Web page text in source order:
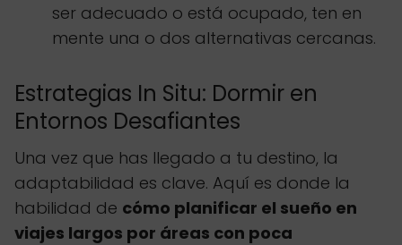
ser adecuado o está ocupado, ten en
mente una o dos alternativas cercanas.
Estrategias In Situ: Dormir en
Entornos Desafiantes
Una vez que has llegado a tu destino, la
adaptabilidad es clave. Aquí es donde la
habilidad de cómo planificar el sueño en
viajes largos por áreas con poca